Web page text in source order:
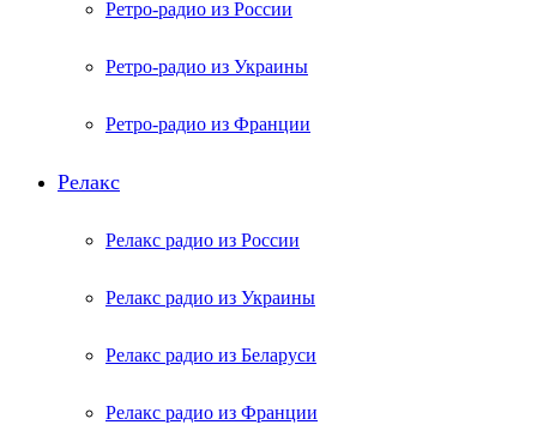
Ретро-радио из России
Ретро-радио из Украины
Ретро-радио из Франции
Релакс
Релакс радио из России
Релакс радио из Украины
Релакс радио из Беларуси
Релакс радио из Франции